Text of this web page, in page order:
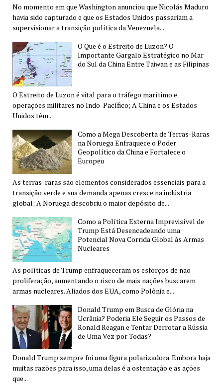
No momento em que Washington anunciou que Nicolás Maduro
havia sido capturado e que os Estados Unidos passariam a
supervisionar a transição política da Venezuela...
O Que é o Estreito de Luzon? O
Importante Gargalo Estratégico no Mar
do Sul da China Entre Taiwan e as Filipinas
O Estreito de Luzon é vital para o tráfego marítimo e
operações militares no Indo-Pacífico; A China e os Estados
Unidos têm...
Como a Mega Descoberta de Terras-Raras
na Noruega Enfraquece o Poder
Geopolítico da China e Fortalece o
Europeu
As terras-raras são elementos considerados essenciais para a
transição verde e sua demanda apenas cresce na indústria
global; A Noruega descobriu o maior depósito de...
Como a Política Externa Imprevisível de
Trump Está Desencadeando uma
Potencial Nova Corrida Global às Armas
Nucleares
As políticas de Trump enfraqueceram os esforços de não
proliferação, aumentando o risco de mais nações buscarem
armas nucleares. Aliados dos EUA, como Polônia e...
Donald Trump em Busca de Glória na
Ucrânia? Poderia Ele Seguir os Passos de
Ronald Reagan e Tentar Derrotar a Rússia
de Uma Vez por Todas?
Donald Trump sempre foi uma figura polarizadora. Embora haja
muitas razões para isso, uma delas é a ostentação e as ações
que...